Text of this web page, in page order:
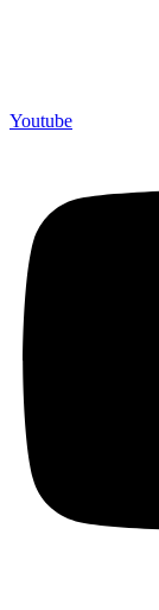
Youtube